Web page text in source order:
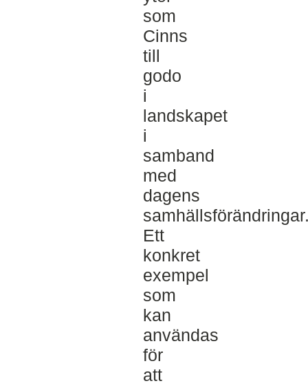
som
Cinns
till
godo
i
landskapet
i
samband
med
dagens
Ett
konkret
exempel
som
kan
användas
för
att